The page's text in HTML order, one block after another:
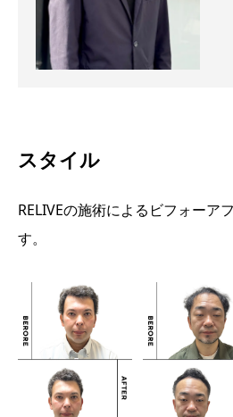
スタイル
RELIVEの施術によるビフォーア
す。